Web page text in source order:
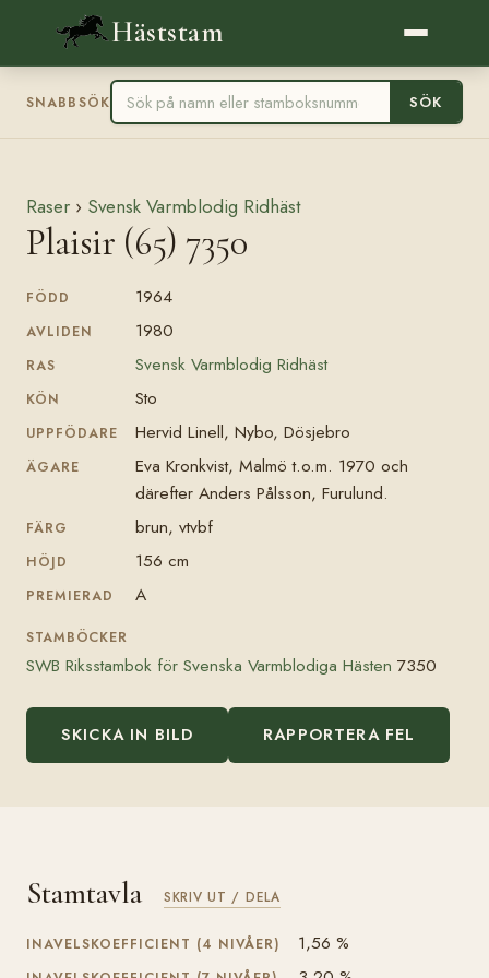
Häststam
SNABBSÖK SÖK
Raser › Svensk Varmblodig Ridhäst
Plaisir (65) 7350
FÖDD 1964
AVLIDEN 1980
RAS Svensk Varmblodig Ridhäst
KÖN Sto
UPPFÖDARE Hervid Linell, Nybo, Dösjebro
ÄGARE
Eva Kronkvist, Malmö t.o.m. 1970 och
därefter Anders Pålsson, Furulund.
FÄRG brun, vtvbf
HÖJD 156 cm
PREMIERAD A
STAMBÖCKER
SWB Riksstambok för Svenska Varmblodiga Hästen 7350
SKICKA IN BILD RAPPORTERA FEL
Stamtavla SKRIV UT / DELA
INAVELSKOEFFICIENT (4 NIVÅER) 1,56 %